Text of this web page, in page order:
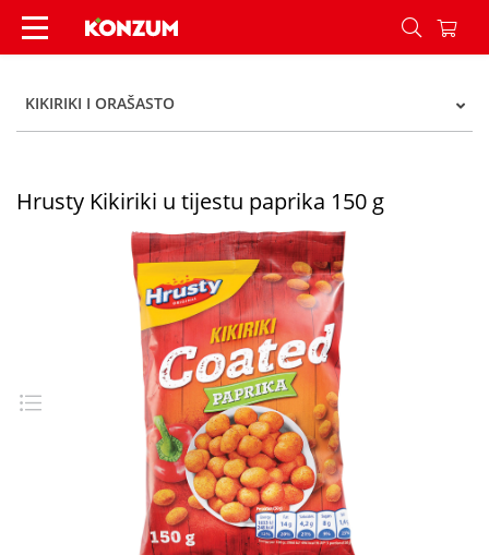
Hrusty Kikiriki u tijestu paprika 150 g - Konzum
KIKIRIKI I ORAŠASTO
Hrusty Kikiriki u tijestu paprika 150 g